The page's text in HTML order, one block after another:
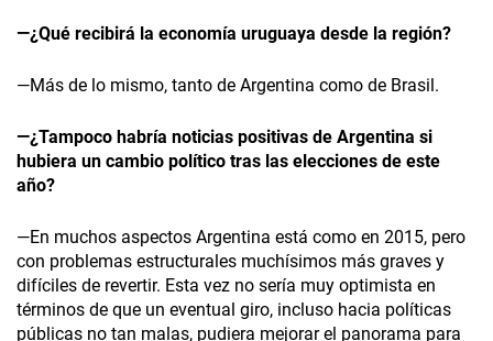
—¿Qué recibirá la economía uruguaya desde la región?
—Más de lo mismo, tanto de Argentina como de Brasil.
—¿Tampoco habría noticias positivas de Argentina si
hubiera un cambio político tras las elecciones de este
año?
—En muchos aspectos Argentina está como en 2015, pero
con problemas estructurales muchísimos más graves y
difíciles de revertir. Esta vez no sería muy optimista en
términos de que un eventual giro, incluso hacia políticas
públicas no tan malas, pudiera mejorar el panorama para